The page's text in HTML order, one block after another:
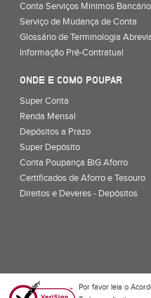
Conta Serviços Mínimos
Serviço de Mudança de Conta
Glossário de Terminologia
Informação Pré-Contratual
ONDE E COMO POUPAR
Super Conta
Renda Mensal
Depósitos a Prazo
Super Depósito
Conta Poupança BiG Aforro
Certificados de Aforro e Tesouro
Direitos e Deveres - Depósitos
Por favor leia o